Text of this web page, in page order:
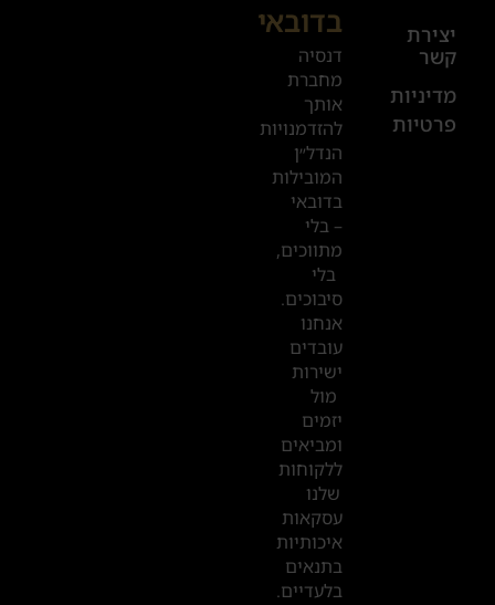
יצירת
קשר
מדיניות
פרטיות
+972
52
601
2019
המשרדים
שלנו
בדובאי
בדובאי
דנסיה
מחברת
אותך
להזדמנויות
הנדל״ן
המובילות
בדובאי
– בלי
מתווכים,
בלי
סיבוכים.
אנחנו
עובדים
ישירות
מול
יזמים
ומביאים
ללקוחות
שלנו
עסקאות
איכותיות
בתנאים
בלעדיים.